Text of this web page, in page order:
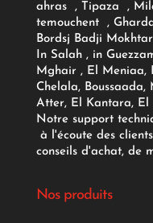
ahras , Tipaza ,
temouchent ,
Bordsj Badji
In Salah , in
Mghair , El Meniaa,
Chelala, Boussaada,
Atter, El Kantara,
Notre support
à l'écoute des
conseils d'achat, de
Nos produits